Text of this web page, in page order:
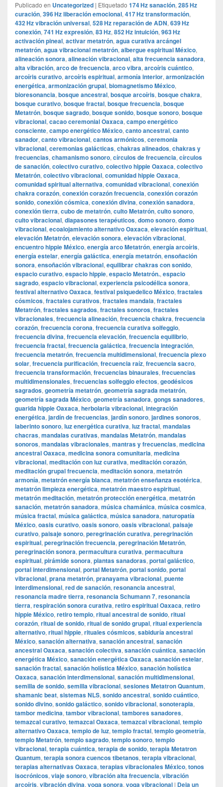
Publicado en Uncategorized | Etiquetado 174 Hz sanación, 285 Hz
curación, 396 Hz liberación emocional, 417 Hz transformación,
432 Hz vibración universal, 528 Hz reparación de ADN, 639 Hz
conexión, 741 Hz expresión, 83 Hz, 852 Hz intuición, 963 Hz
activación pineal, activar metatrón, agua curativa arcángel
metatrón, agua vibracional metatrón, albergue espiritual México,
alineación sonora, alineación vibracional, alta frecuencia sanadora,
alta vibración, arco de frecuencia, arco vibra, arcoíris cuántico,
arcoíris curativo, arcoíris espiritual, armonía interior, armonización
energética, armonización grupal, biomagnetismo México,
bioresonancia, bosque ancestral, bosque arcoíris, bosque chakra,
bosque curativo, bosque fractal, bosque frecuencia, bosque
Metatrón, bosque sagrado, bosque sonido, bosque sonoro, bosque
vibracional, cacao ceremonial Oaxaca, campo energético
consciente, campo energético México, canto ancestral, canto
sanador, canto vibracional, cantos armónicos, ceremonia
vibracional, ceremonias galácticas, chakras alineados, chakras y
frecuencias, chamanismo sonoro, círculos de frecuencia, círculos
de sanación, colectivo curativo, colectivo hippie Oaxaca, colectivo
Metatrón, colectivo vibracional, comunidad hippie Oaxaca,
comunidad spiritual alternativa, comunidad vibracional, conexión
chakra corazón, conexión corazón frecuencia, conexión corazón
sonido, conexión cósmica, conexión divina, conexión sanadora,
conexión tierra, cubo de metatrón, culto Metatrón, culto sonoro,
culto vibracional, diapasones terapéuticos, domo sonoro, domo
vibracional, ecoalojamiento alternativo Oaxaca, elevación espiritual,
elevación Metatrón, elevación sonora, elevación vibracional,
encuentro hippie México, energía arco Metatrón, energía arcoíris,
energía estelar, energía galáctica, energía metatrón, ensoñación
sonora, ensoñación vibracional, equilibrar chakras con sonido,
espacio curativo, espacio hippie, espacio Metatrón., espacio
sagrado, espacio vibracional, experiencia psicodélica sonora,
festival alternativo Oaxaca, festival psiquedelico México, fractales
cósmicos, fractales curativos, fractales mandala, fractales
Metatrón, fractales sagrados, fractales sonoros, fractales
vibracionales, frecuencia alineación, frecuencia chakra, frecuencia
corazón, frecuencia corona, frecuencia curativa solfeggio,
frecuencia divina, frecuencia elevación, frecuencia equilibrio,
frecuencia fractal, frecuencia galáctica, frecuencia integración,
frecuencia metatrón, frecuencia multidimensional, frecuencia plexo
solar, frecuencia purificación, frecuencia raíz, frecuencia sacro,
frecuencia transformación, frecuencias binaurales, frecuencias
multidimensionales, frecuencias solfeggio efectos, geodésicos
sagrados, geometría metatrón, geometría sagrada metatrón,
geometría sagrada México, geometría sanadora, gongs sanadores,
guarida hippie Oaxaca, herbolaria vibracional, integración
energética, jardín de frecuencias, jardín sonoro, jardines sonoros,
laberinto sonoro, luz energética curativa, luz fractal, mandalas
chacras, mandalas curativas, mandalas Metatrón, mandalas
sonoros, mandalas vibracionales, mantras y frecuencias, medicina
ancestral Oaxaca, medicina sonora comunitaria, medicina
vibracional, meditación con luz curativa, meditación corazón,
meditación grupal frecuencia, meditación sonora, metatrón
armonía, metatrón energía blanca, metatrón enseñanza esotérica,
metatrón limpieza energética, metatrón maestro espiritual,
metatrón meditación, metatrón protección energética, metatrón
sanación, metatrón sanadora, música chamánica, música cosmica,
música fractal, música galáctica, música sanadora, naturopatía
México, oasis curativo, oasis sonoro, oasis vibracional, paisaje
curativo, paisaje sonoro, peregrinación curativa, peregrinación
espiritual, peregrinación frecuencia, peregrinación Metatrón,
peregrinación sonora, permacultura curativa, permacultura
espiritual, pirámide sonora, plantas sanadoras, portal galáctico,
portal interdimensional, portal Metatrón, portal sonido, portal
vibracional, prana metatrón, pranayama vibracional, puente
interdimensional, red de sanación, resonancia ancestral,
resonancia madre tierra, resonancia Schumann 7, resonancia
tierra, respiración sonora curativa, retiro espiritual Oaxaca, retiro
hippie México, retiro templo, ritual ancestral de sonido, ritual
corazón, ritual de sonido, ritual de sonido grupal, ritual experiencia
alternativo, ritual hippie, rituales cósmicos, sabiduría ancestral
México, sanación alternativa, sanación ancestral, sanación
ancestral Oaxaca, sanación colectiva, sanación cuántica, sanación
energética México, sanación energética Oaxaca, sanación estelar,
sanación fractal, sanación holística México, sanación holística
Oaxaca, sanación interdimensional, sanación multidimensional,
semilla de sonido, semilla vibracional, sesiones Metatron Quantum,
shamanic beat, sistemas NLS, sonido ancestral, sonido cuántico,
sonido divino, sonido galáctico, sonido vibracional, sonoterapia,
tambor medicina, tambor vibracional, tambores sanadores,
temazcal curativo, temazcal Oaxaca, temazcal vibracional, templo
alternativo Oaxaca, templo de luz, templo fractal, templo geometría,
templo Metatrón, templo sagrado, templo sonoro, templo
vibracional, terapia cuántica, terapia de sonido, terapia Metatron
Quantum, terapia sonora cuencos tibetanos, terapia vibracional,
terapias alternativas Oaxaca, terapias vibracionales México, tonos
isocrónicos, viaje sonoro, vibración alta frecuencia, vibración
arcoíris, vibración divina, yoga sonora, yoga vibracional | Deja un